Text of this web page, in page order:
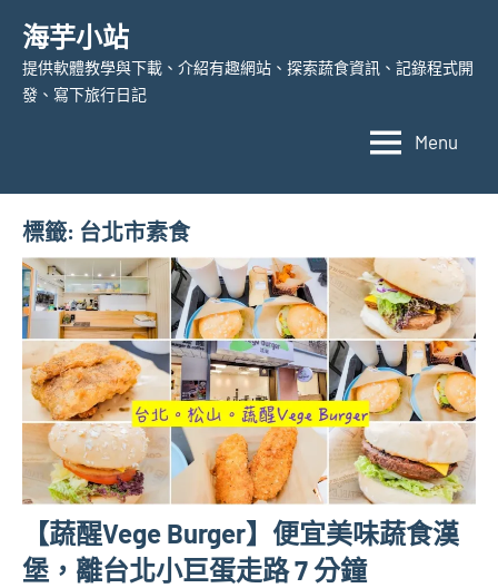
content
海芋小站
提供軟體教學與下載、介紹有趣網站、探索蔬食資訊、記錄程式開
發、寫下旅行日記
Menu
標籤: 台北市素食
【蔬醒Vege Burger】便宜美味蔬食漢
堡，離台北小巨蛋走路 7 分鐘